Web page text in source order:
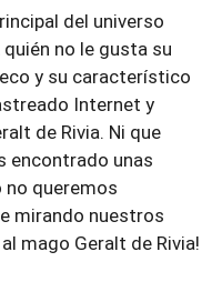
del universo
no le gusta su
y su característico
Internet y
de Rivia. Ni que
encontrado unas
no queremos
mirando nuestros
mago Geralt de Rivia!